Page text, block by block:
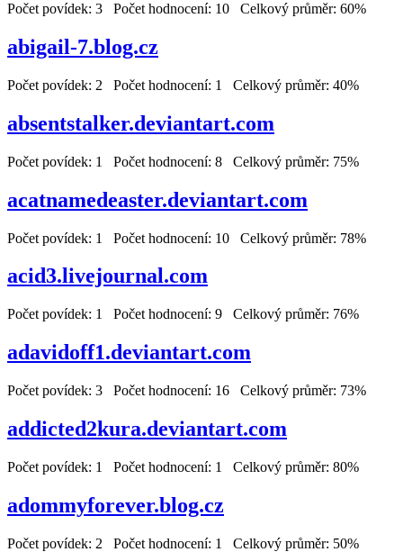
Počet povídek: 3 Počet hodnocení: 10 Celkový průměr: 60%
abigail-7.blog.cz
Počet povídek: 2 Počet hodnocení: 1 Celkový průměr: 40%
absentstalker.deviantart.com
Počet povídek: 1 Počet hodnocení: 8 Celkový průměr: 75%
acatnamedeaster.deviantart.com
Počet povídek: 1 Počet hodnocení: 10 Celkový průměr: 78%
acid3.livejournal.com
Počet povídek: 1 Počet hodnocení: 9 Celkový průměr: 76%
adavidoff1.deviantart.com
Počet povídek: 3 Počet hodnocení: 16 Celkový průměr: 73%
addicted2kura.deviantart.com
Počet povídek: 1 Počet hodnocení: 1 Celkový průměr: 80%
adommyforever.blog.cz
Počet povídek: 2 Počet hodnocení: 1 Celkový průměr: 50%